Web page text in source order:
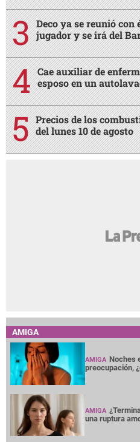
Deco ya se reunió
jugador y se irá del
Cae auxiliar de
esposo en un
Precios de los
del lunes 10 de agosto
AMIGA
AMIGA Noches
preocupación,
AMIGA
una ruptura